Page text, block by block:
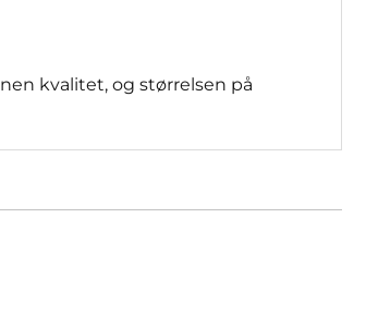
kvalitet, og størrelsen på